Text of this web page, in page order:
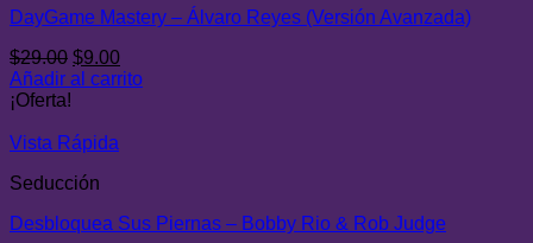
DayGame Mastery – Álvaro Reyes (Versión Avanzada)
$29.00 El
precio
$29.00.
$9.00El
precio
Añadir al carrito
¡Oferta!
Vista Rápida
Seducción
Desbloquea Sus Piernas – Bobby Rio & Rob Judge